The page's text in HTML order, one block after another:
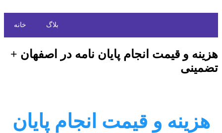
خانه بلاگ
هزینه و قیمت انجام پایان نامه در اصفهان +
تضمینی
هزینه و قیمت انجام پایان